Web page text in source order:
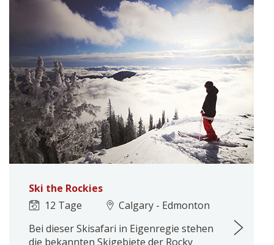
Ski the Rockies
12 Tage
Calgary - Edmonton
Bei dieser Skisafari in Eigenregie stehen
die bekannten Skigebiete der Rocky